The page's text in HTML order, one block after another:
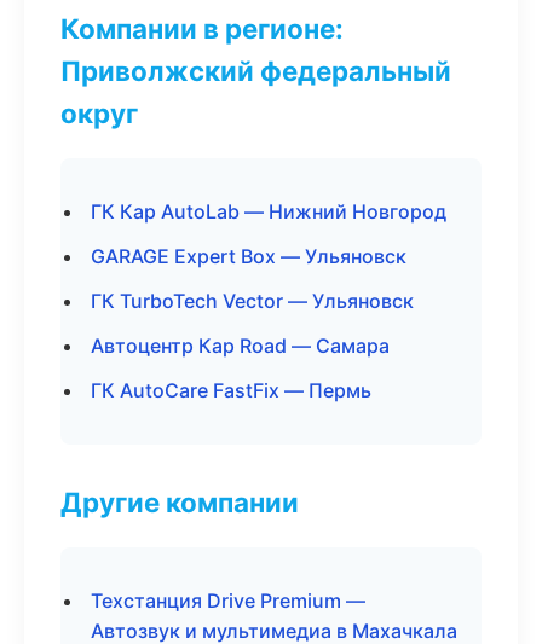
Компании в регионе:
Приволжский федеральный
округ
ГК Кар AutoLab — Нижний Новгород
GARAGE Expert Box — Ульяновск
ГК TurboTech Vector — Ульяновск
Автоцентр Кар Road — Самара
ГК AutoCare FastFix — Пермь
Другие компании
Техстанция Drive Premium —
Автозвук и мультимедиа в Махачкала